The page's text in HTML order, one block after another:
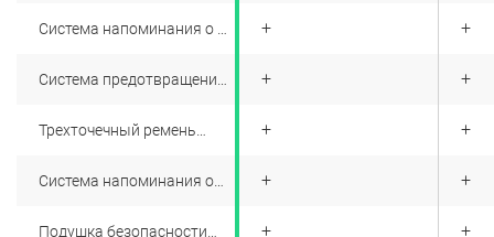
Система напоминания о не
Система предотвращения
Трехточечный ремень
регулировкой по высоте
Система напоминания о
Подушка безопасности
+
+
+
+
+
+
+
+
+
+
+
+
+
+
+